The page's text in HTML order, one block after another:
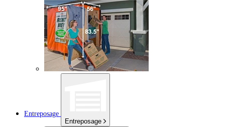
Entreposage
Entreposage